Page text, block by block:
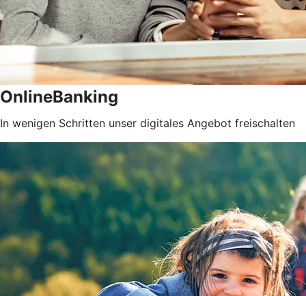
OnlineBanking
In wenigen Schritten unser digitales Angebot freischalten